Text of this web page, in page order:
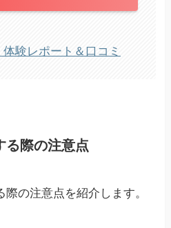
験レポート＆口コミ
る際の注意点
の注意点を紹介します。